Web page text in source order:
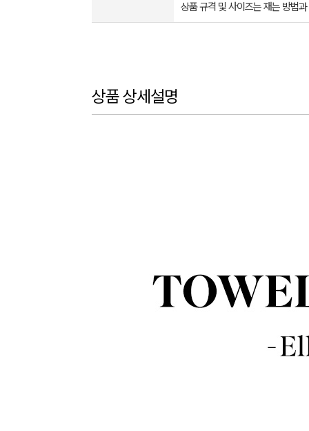
상품 규격 및 사이즈는 재는 방법
상품 상세설명